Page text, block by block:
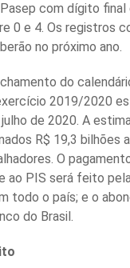
com dígito final
0 e 4. Os registros
no próximo ano.
do
2019/2020
de 2020. A
R$ 19,3 bilhões
O
ao PIS será feito
todo o país; e o
do Brasil.